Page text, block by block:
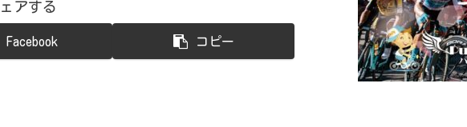
アする
Facebook コピー